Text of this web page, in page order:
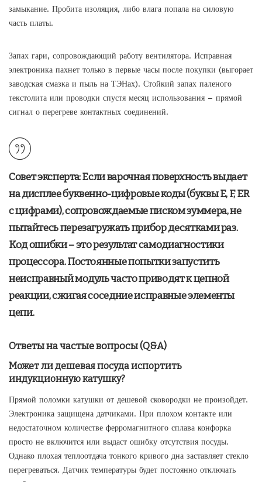
замыкание. Пробита изоляция, либо влага попала на силовую
часть платы.
Запах гари, сопровождающий работу вентилятора. Исправная
электроника пахнет только в первые часы после покупки (выгорает
заводская смазка и пыль на ТЭНах). Стойкий запах паленого
текстолита или проводки спустя месяц использования – прямой
сигнал о перегреве контактных соединений.
Совет эксперта:Если варочная поверхность выдает
на дисплее буквенно-цифровые коды (буквы E, F, ER
с цифрами), сопровождаемые писком зуммера, не
пытайтесь перезагружать прибор десятками раз.
Код ошибки – это результат самодиагностики
процессора. Постоянные попытки запустить
неисправный модуль часто приводят к цепной
реакции, сжигая соседние исправные элементы
цепи.
Ответы на частые вопросы (Q&A)
Может ли дешевая посуда испортить
индукционную катушку?
Прямой поломки катушки от дешевой сковородки не произойдет.
Электроника защищена датчиками. При плохом контакте или
недостаточном количестве ферромагнитного сплава конфорка
просто не включится или выдаст ошибку отсутствия посуды.
Однако плохая теплоотдача тонкого кривого дна заставляет стекло
перегреваться. Датчик температуры будет постоянно отключать